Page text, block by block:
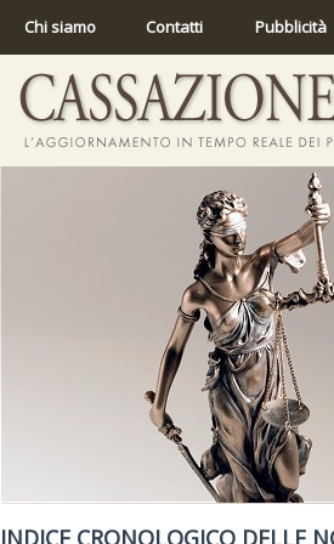
Chi siamo Contatti Pubblicità
INDICE CRONOLOGICO DELLE